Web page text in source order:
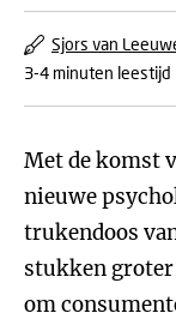
Sjors van
3-4 minuten leestijd
Met de komst
nieuwe
trukendoos
stukken groter
om